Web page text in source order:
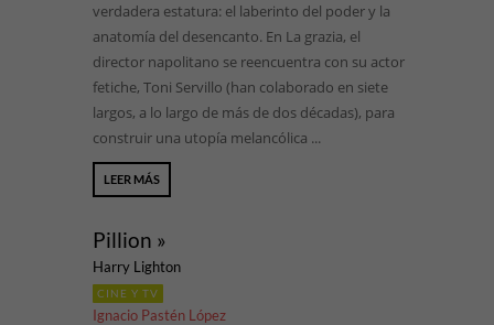
verdadera estatura: el laberinto del poder y la
anatomía del desencanto. En La grazia, el
director napolitano se reencuentra con su actor
fetiche, Toni Servillo (han colaborado en siete
largos, a lo largo de más de dos décadas), para
construir una utopía melancólica ...
LEER MÁS
Pillion »
Harry Lighton
CINE Y TV
Ignacio Pastén López